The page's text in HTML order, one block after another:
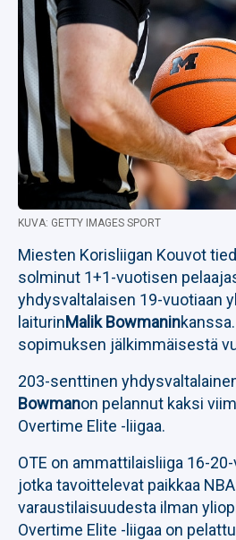
KUVA: GETTY IMAGES SPORT
Miesten Korisliigan Kouvot
solminut 1+1-vuotisen
yhdysvaltalaisen 19-vuotiaan
laiturinMalik Bowmanin
sopimuksen jälkimmäisestä
203-senttinen
Bowmanon pelannut kaksi
Overtime Elite -liigaa.
OTE on ammattilaisliiga 16-
jotka tavoittelevat paikkaa
varaustilaisuudesta ilman
Overtime Elite -liigaa on